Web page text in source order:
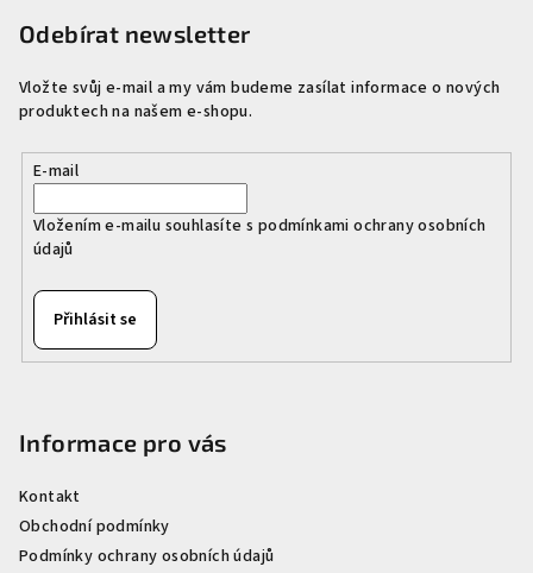
Odebírat newsletter
Vložte svůj e-mail a my vám budeme zasílat informace o nových
produktech na našem e-shopu.
E-mail
Vložením e-mailu souhlasíte s podmínkami ochrany osobních
údajů
Přihlásit se
Informace pro vás
Kontakt
Obchodní podmínky
Podmínky ochrany osobních údajů